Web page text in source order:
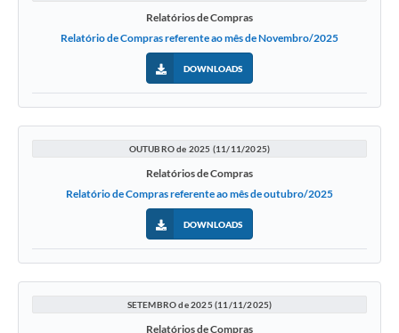
Carta de Serviços
Galeria de Vídeos
Telefones Úteis
SIC
Relatórios de Compras
Relatório de Compras referente ao mês de Novembro/2025
DOWNLOADS
OUTUBRO de 2025 (11/11/2025)
Relatórios de Compras
Relatório de Compras referente ao mês de outubro/2025
DOWNLOADS
SETEMBRO de 2025 (11/11/2025)
Relatórios de Compras